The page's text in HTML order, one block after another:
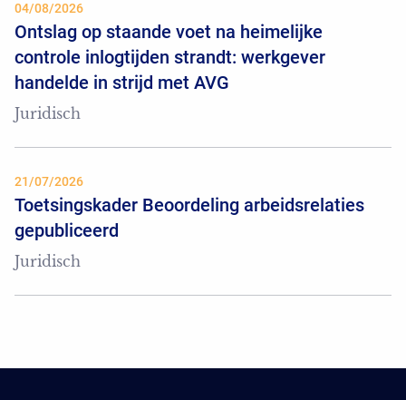
04/08/2026
Ontslag op staande voet na heimelijke
controle inlogtijden strandt: werkgever
handelde in strijd met AVG
Juridisch
21/07/2026
Toetsingskader Beoordeling arbeidsrelaties
gepubliceerd
Juridisch